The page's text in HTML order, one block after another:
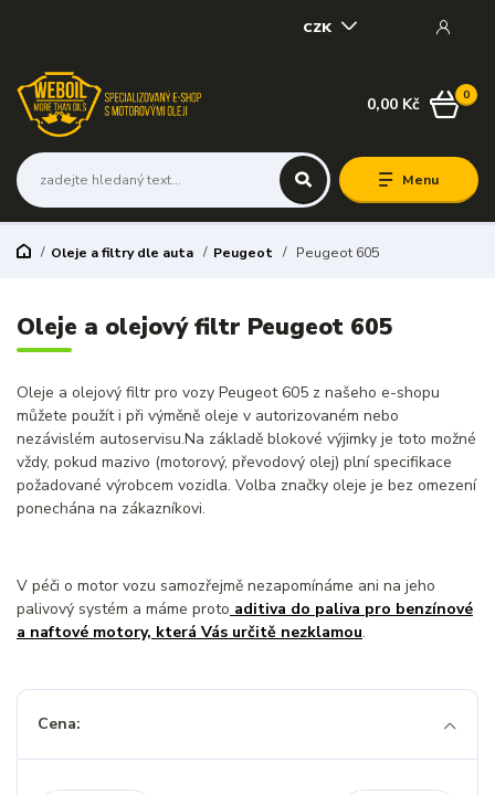
Menu
CZK
0
0,00 Kč
Oleje a filtry dle auta Peugeot Peugeot 605
Oleje a olejový filtr Peugeot 605
Oleje a olejový filtr pro vozy Peugeot 605 z našeho e-shopu
můžete použít i při výměně oleje v autorizovaném nebo
nezávislém autoservisu.Na základě blokové výjimky je toto možné
vždy, pokud mazivo (motorový, převodový olej) plní specifikace
požadované výrobcem vozidla. Volba značky oleje je bez omezení
ponechána na zákazníkovi.
V péči o motor vozu samozřejmě nezapomínáme ani na jeho
palivový systém a máme proto aditiva do paliva pro benzínové
a naftové motory, která Vás určitě nezklamou.
Cena: